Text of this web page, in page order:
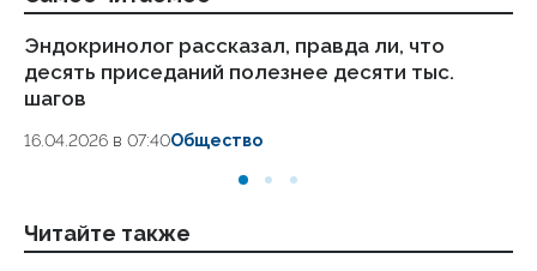
Эндокринолог рассказал, правда ли, что
десять приседаний полезнее десяти тыс.
шагов
16.04.2026 в 07:40Общество
Читайте также